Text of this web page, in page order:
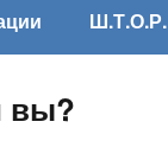
вы?